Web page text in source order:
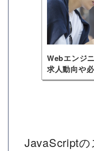
Webエンジ
求人動向や
JavaScript